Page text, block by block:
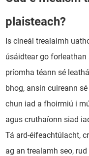
plaisteach?
Is cineál trealaimh
úsáidtear go
príomha téann sé
bhog, ansin cuireann
chun iad a fhoirmiú i
agus cruthaíonn siad
Tá ard-éifeachtúlacht,
ag an trealamh seo,